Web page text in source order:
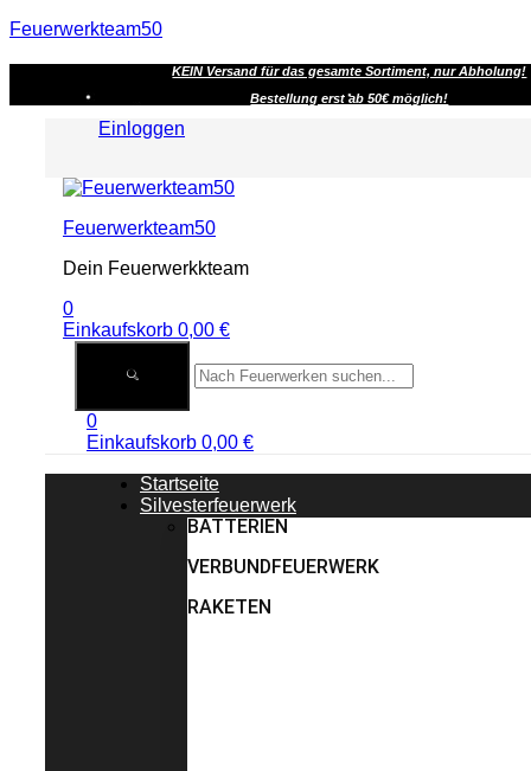
Feuerwerkteam50
KEIN Versand für das gesamte Sortiment, nur Abholung!
Bestellung erst ab 50€ möglich!
Einloggen
Menu
Feuerwerkteam50
Dein Feuerwerkkteam
0
Einkaufskorb 0,00 €
0
Einkaufskorb 0,00 €
Startseite
Silvesterfeuerwerk
BATTERIEN
VERBUNDFEUERWERK
RAKETEN